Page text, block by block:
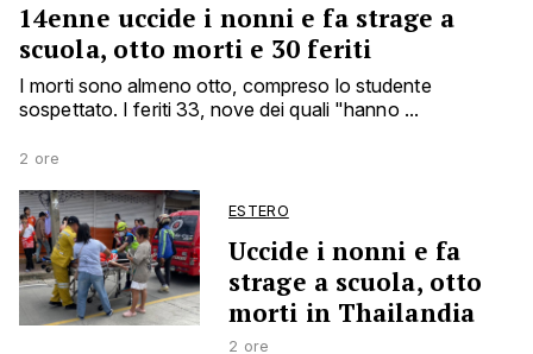
14enne uccide i nonni e fa strage a
scuola, otto morti e 30 feriti
I morti sono almeno otto, compreso lo studente
sospettato. I feriti 33, nove dei quali "hanno ...
2 ore
ESTERO
Uccide i nonni e fa
strage a scuola, otto
morti in Thailandia
2 ore